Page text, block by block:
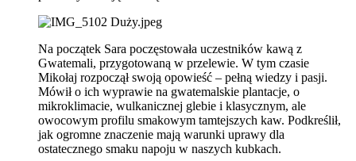
Na początek Sara poczęstowała uczestników kawą z
Gwatemali, przygotowaną w przelewie. W tym czasie
Mikołaj rozpoczął swoją opowieść – pełną wiedzy i pasji.
Mówił o ich wyprawie na gwatemalskie plantacje, o
mikroklimacie, wulkanicznej glebie i klasycznym, ale
owocowym profilu smakowym tamtejszych kaw. Podkreślił,
jak ogromne znaczenie mają warunki uprawy dla
ostatecznego smaku napoju w naszych kubkach.